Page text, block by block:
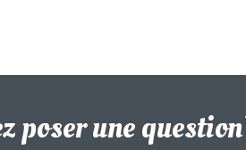
poser une